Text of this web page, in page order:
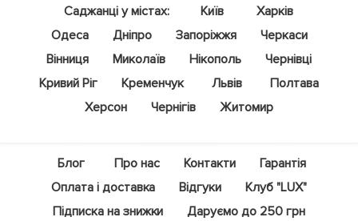
Саджанці у містах: Київ
Харків
Одеса
Дніпро Запоріжжя
Черкаси
Вінниця
Миколаїв Нікополь
Чернівці
Кривий Ріг
Кременчук Львів
Полтава
Херсон
Чернігів Житомир
Блог Про нас Контакти
Гарантія
Оплата і доставка
Відгуки
Клуб "LUX"
Підписка на знижки
Даруємо до 250 грн